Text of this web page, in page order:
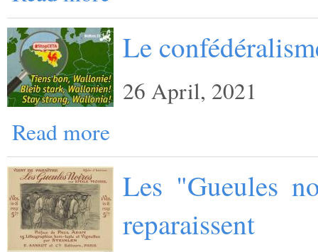
Le
26 April, 2021
Read more
Les "Gueules
reparaissent